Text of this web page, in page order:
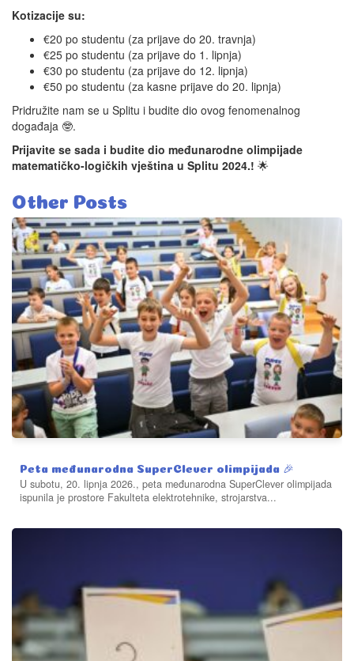
Kotizacije su:
€20 po studentu (za prijave do 20. travnja)
€25 po studentu (za prijave do 1. lipnja)
€30 po studentu (za prijave do 12. lipnja)
€50 po studentu (za kasne prijave do 20. lipnja)
Pridružite nam se u Splitu i budite dio ovog fenomenalnog
događaja 🤓.
Prijavite se sada i budite dio međunarodne olimpijade
matematičko-logičkih vještina u Splitu 2024.! 🌟
Other Posts
Peta međunarodna SuperClever olimpijada 🎉
U subotu, 20. lipnja 2026., peta međunarodna SuperClever olimpijada
ispunila je prostore Fakulteta elektrotehnike, strojarstva...